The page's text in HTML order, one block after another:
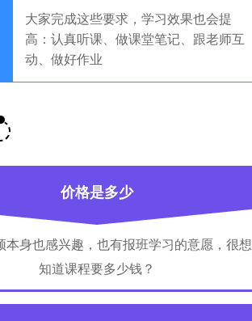
大家完成这些要求，学习效果也会提
高：认真听课、做课堂笔记、跟老师互
动、做好作业
价格是多少
本身也感兴趣，也有报班学习的意愿，很想
知道课程要多少钱？